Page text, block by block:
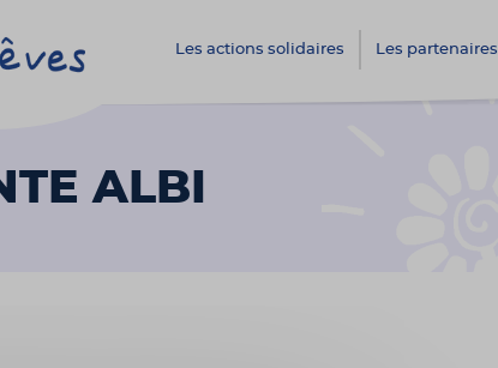
Les actions solidaires Les partenaires
ALBI